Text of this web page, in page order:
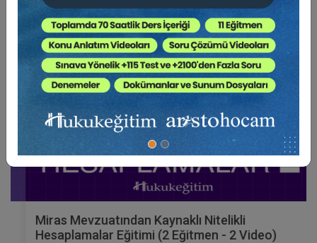
Hukuk Eğitim
Miras Mevzuatından Kaynaklı Nitelikli
Hesaplamalar Eğitimi (2 Eğitmen - 2 Video)